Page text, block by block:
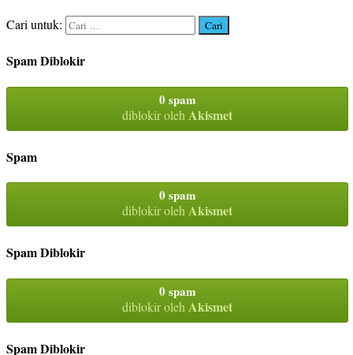
Cari untuk:
Spam Diblokir
0 spam
diblokir oleh Akismet
Spam
0 spam
diblokir olehAkismet
Spam Diblokir
0 spam
diblokir oleh Akismet
Spam Diblokir